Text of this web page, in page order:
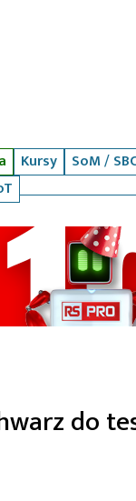
Kursy SoM /
do